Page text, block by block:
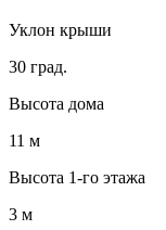
Уклон крыши
30 град.
Высота дома
11 м
Высота 1-го этажа
3 м